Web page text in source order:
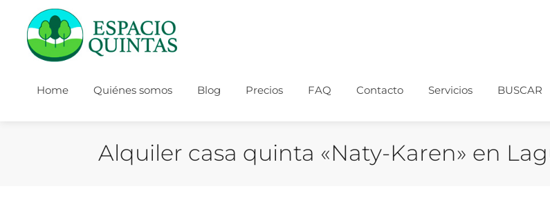
Home Quiénes somos Blog Precios FAQ Contacto Servicios BUSCAR
Alquiler casa quinta «Naty-Karen» en